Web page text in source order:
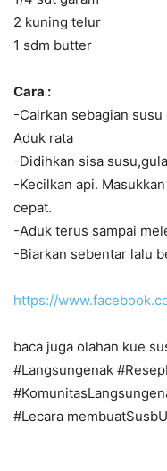
2 kuning telur
1 sdm butter
Cara :
-Cairkan sebagian
Aduk rata
-Didihkan sisa
-Kecilkan api.
cepat.
-Aduk terus sampai
-Biarkan sebentar lalu
https://
baca juga olahan kue
#Langsungenak
#Lecara